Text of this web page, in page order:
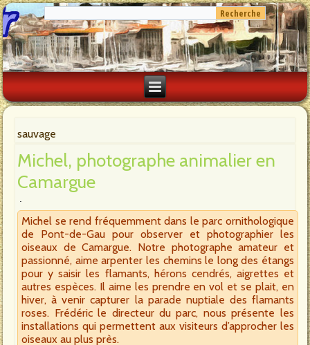
sauvage
Michel, photographe animalier en
Camargue
Michel se rend fréquemment dans le parc ornithologique
de Pont-de-Gau pour observer et photographier les
oiseaux de Camargue. Notre photographe amateur et
passionné, aime arpenter les chemins le long des étangs
pour y saisir les flamants, hérons cendrés, aigrettes et
autres espèces. Il aime les prendre en vol et se plait, en
hiver, à venir capturer la parade nuptiale des flamants
roses. Frédéric le directeur du parc, nous présente les
installations qui permettent aux visiteurs d’approcher les
oiseaux au plus près.